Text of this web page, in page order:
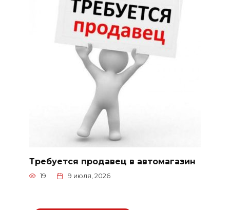
Требуется продавец в автомагазин
19 9 июля, 2026